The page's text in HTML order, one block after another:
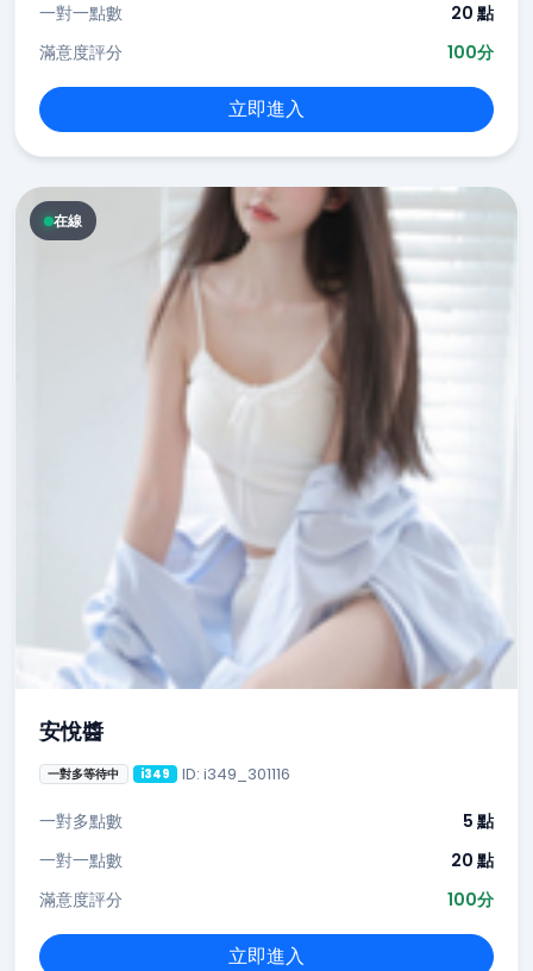
一對一點數
20 點
滿意度評分
100分
立即進入
在線
安悅醬
一對多等待中 i349 ID: i349_301116
一對多點數
5 點
一對一點數
20 點
滿意度評分
100分
立即進入